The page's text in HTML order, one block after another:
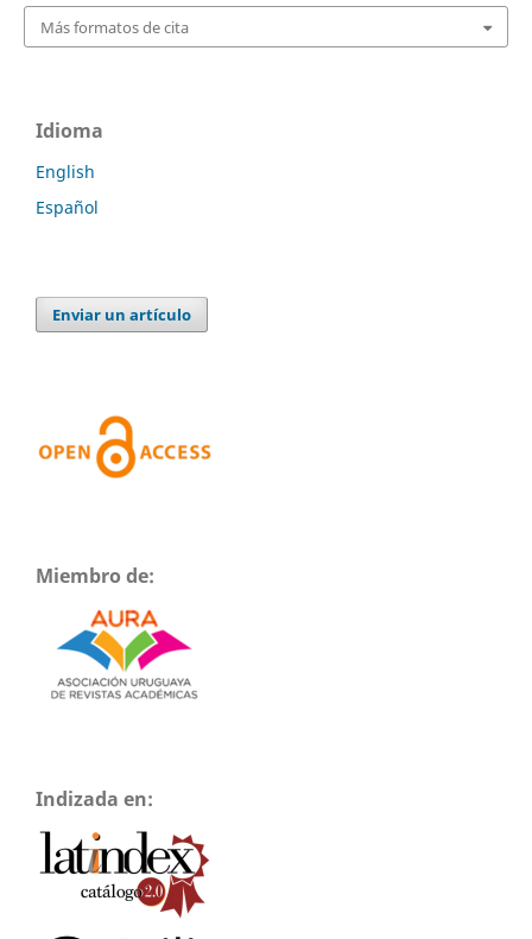
Más formatos de cita
Idioma
English
Español
Enviar un artículo
Miembro de:
Indizada en: